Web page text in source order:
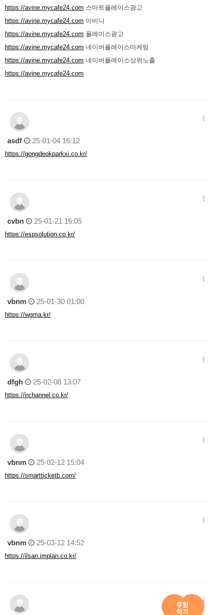
https://avine.mycafe24.com 스마트플레이스광고
https://avine.mycafe24.com 아비니
https://avine.mycafe24.com 플레이스광고
https://avine.mycafe24.com 네이버플레이스마케팅
https://avine.mycafe24.com 네이버플레이스상위노출
https://avine.mycafe24.com
asdf 25-01-04 16:12
https://gongdeokparkxi.co.kr/
cvbn 25-01-21 16:05
https://espsolution.co.kr/
vbnm 25-01-30 01:00
https://wgma.kr/
dfgh 25-02-08 13:07
https://irchannel.co.kr/
vbnm 25-02-12 15:04
https://smartticketb.com/
vbnm 25-03-12 14:52
https://ilsan.implan.co.kr/